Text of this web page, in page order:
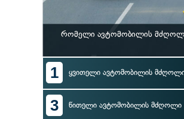
რომელი ავტომობილის მძღოლი
1 ყვითელი ავტომობილის
3 წითელი ავტომობილის მძღოლი